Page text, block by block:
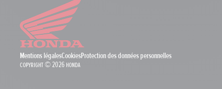
Mentions légalesCookiesProtection des données personnelles
Copyright © 2026 Honda